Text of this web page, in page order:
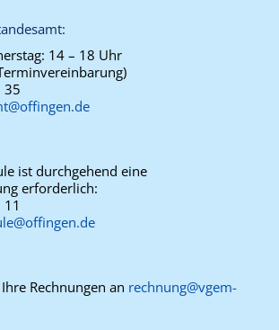
14 – 18 Uhr
35
ist durchgehend eine
erforderlich:
Rechnungen an rechnung@vgem-